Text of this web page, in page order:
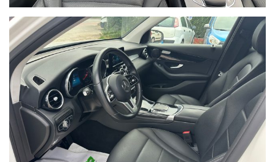
www.pasqualettoauto.com
DATI TECNICI:MERCEDES GLC 300 de 4Matic EQ-Power
Executive
Alimentazione:Ibrida(Plug-In Hybrid PHEV) Cilindrata cm3:
1950Potenza kW/CV:143,0/194(Diesel) -
Carrozzeria:fuoristrada/SUV 5 porteNormativa:Euro6.d tmp
(2016/427) e seguenti
MOTORE
Alimentazione Ibrida (Diesel/Elettrico) - 4 cilindri in linea -